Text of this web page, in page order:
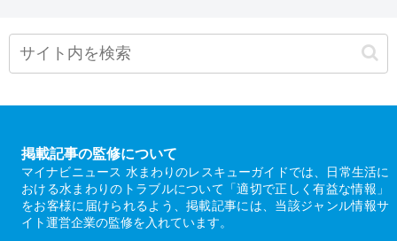
掲載記事の監修について
マイナビニュース 水まわりのレスキューガイドでは、日常生活に
おける水まわりのトラブルについて「適切で正しく有益な情報」
をお客様に届けられるよう、掲載記事には、当該ジャンル情報サ
イト運営企業の監修を入れています。